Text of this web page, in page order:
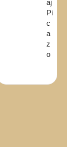
aj
Pi
c
a
z
o